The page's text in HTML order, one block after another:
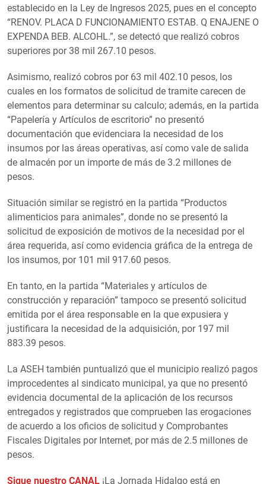
establecido en la Ley de Ingresos 2025, pues en el concepto
“RENOV. PLACA D FUNCIONAMIENTO ESTAB. Q ENAJENE O
EXPENDA BEB. ALCOHL.”, se detectó que realizó cobros
superiores por 38 mil 267.10 pesos.
Asimismo, realizó cobros por 63 mil 402.10 pesos, los
cuales en los formatos de solicitud de tramite carecen de
elementos para determinar su calculo; además, en la partida
“Papelería y Artículos de escritorio” no presentó
documentación que evidenciara la necesidad de los
insumos por las áreas operativas, así como vale de salida
de almacén por un importe de más de 3.2 millones de
pesos.
Situación similar se registró en la partida “Productos
alimenticios para animales”, donde no se presentó la
solicitud de exposición de motivos de la necesidad por el
área requerida, así como evidencia gráfica de la entrega de
los insumos, por 101 mil 917.60 pesos.
En tanto, en la partida “Materiales y artículos de
construcción y reparación” tampoco se presentó solicitud
emitida por el área responsable en la que expusiera y
justificara la necesidad de la adquisición, por 197 mil
883.39 pesos.
La ASEH también puntualizó que el municipio realizó pagos
improcedentes al sindicato municipal, ya que no presentó
evidencia documental de la aplicación de los recursos
entregados y registrados que comprueben las erogaciones
de acuerdo a los oficios de solicitud y Comprobantes
Fiscales Digitales por Internet, por más de 2.5 millones de
pesos.
Sigue nuestro CANAL ¡La Jornada Hidalgo está en